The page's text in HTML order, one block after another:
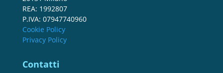
REA: 1992807
P.IVA: 07947740960
Cookie Policy
Privacy Policy
Contatti